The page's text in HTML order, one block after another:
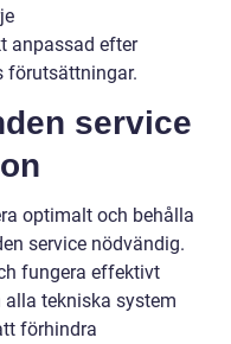
anpassad efter
förutsättningar.
service
optimalt och behålla
service nödvändig.
fungera effektivt
alla tekniska system
förhindra